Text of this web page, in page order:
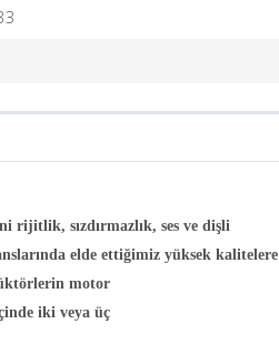
sızdırmazlık, ses ve dişli
elde ettiğimiz yüksek kalitelere
motor
iki veya üç